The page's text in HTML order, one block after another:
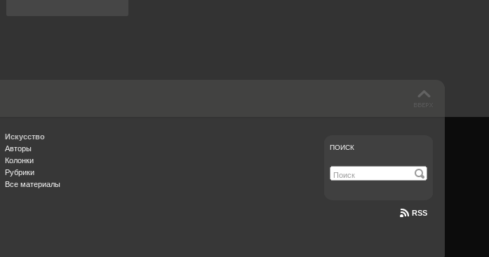
Искусство
Авторы
Колонки
Рубрики
Все материалы
ПОИСК
RSS